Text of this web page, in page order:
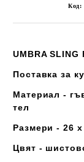
Код:
UMBRA SLING
Поставка за
Материал -
тел
Размери - 26
Цвят -